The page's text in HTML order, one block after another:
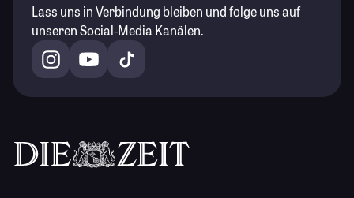
Lass uns in Verbindung bleiben und folge uns auf
unseren Social-Media Kanälen.